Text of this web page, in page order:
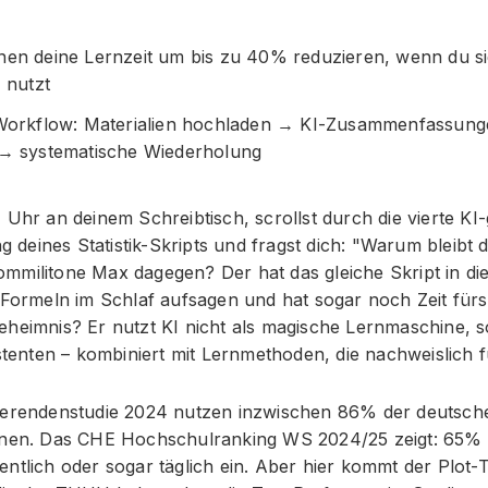
deine Lernzeit um bis zu 40% reduzieren, wenn du
nutzt
Materialien hochladen → KI-
systematische Wiederholung
Uhr an deinem Schreibtisch, scrollst durch die vierte
deines Statistik-Skripts und fragst dich: "Warum bleibt
Max dagegen? Der hat das gleiche Skript in
im Schlaf aufsagen und hat sogar noch Zeit
Er nutzt KI nicht als magische Lernmaschine,
– kombiniert mit Lernmethoden, die nachweislich
2024 nutzen inzwischen 86% der
Das CHE Hochschulranking WS 2024/25 zeigt: 65%
oder sogar täglich ein. Aber hier kommt der Plot-